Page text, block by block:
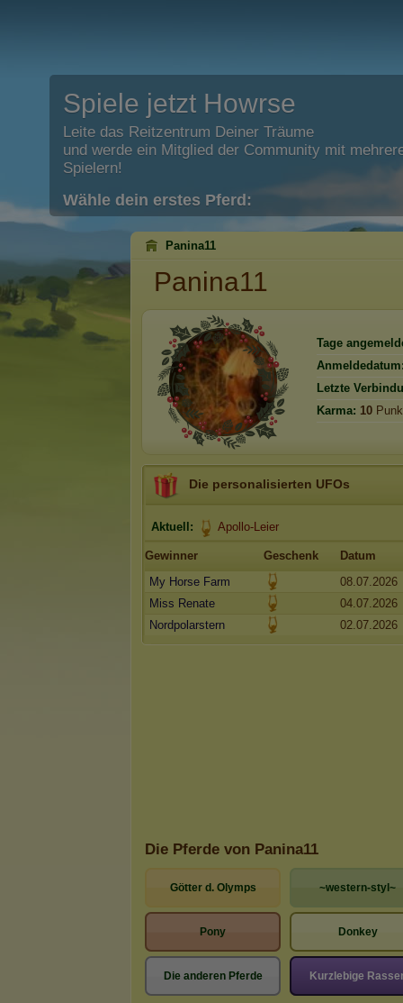
Spiele jetzt Howrse
Leite das Reitzentrum Deiner Träume
und werde ein Mitglied der Community mit
Spielern!
Wähle dein erstes Pferd:
Panina11
Panina11
Tage
Letzte
Karma: 10
Die personalisierten UFOs
Aktuell: Apollo-Leier
Gewinner Geschenk
Datum
My Horse Farm
08.07.2026
Miss Renate
04.07.2026
Nordpolarstern
02.07.2026
Die Pferde von Panina11
Götter d. Olymps ~western-styl~
Pony Donkey
Die anderen Pferde Kurzlebige